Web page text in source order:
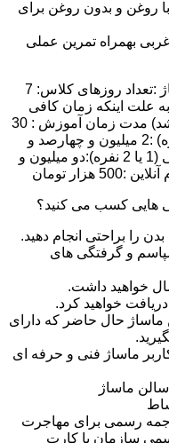
روغن و بدون روغن برای
بهمراه تمرین عملی
مدت زمان و شهریه دوره آموزش ماساژ :تعداد روزهای کلاس: 7
8 نفر نهایتا (به علت اینکه زمان کافی
برای تمرین و مرور همه وجود داشته باشد) مدت زمان آموزش : 30
ساعت شهریه کلاس گروهی (1 تا 8 نفره) :2 میلیون و چهارصد و
پنجاه هزار تومان شهریه کلاس خصوصی (1 یا 2 نفره):دو میلیون و
تومان
هایی کسب می کنید؟
را براحتی انجام دهید.
و گرفتگی های
خواهید کرد.
حال حاضر که دارای
ماساژ فنی و حرفه ای
ماساژ
رسمی برای مهاجرت
سازمان با کارت